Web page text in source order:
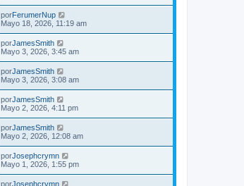
porFerumerNup
Mayo 18, 2026, 11:19 am
porJamesSmith
Mayo 3, 2026, 3:45 am
porJamesSmith
Mayo 3, 2026, 3:08 am
porJamesSmith
Mayo 2, 2026, 4:11 pm
porJamesSmith
Mayo 2, 2026, 12:08 am
porJosephcrymn
Mayo 1, 2026, 1:55 pm
porJosephcrymn